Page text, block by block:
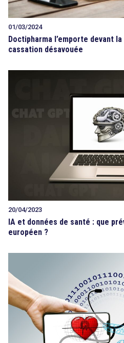
01/03/2024
Doctipharma l’emporte devant la
cassation désavouée
20/04/2023
IA et données de santé : que
européen ?